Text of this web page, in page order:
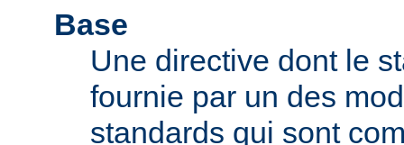
Base
Une directive dont le
fournie par un des
standards qui sont